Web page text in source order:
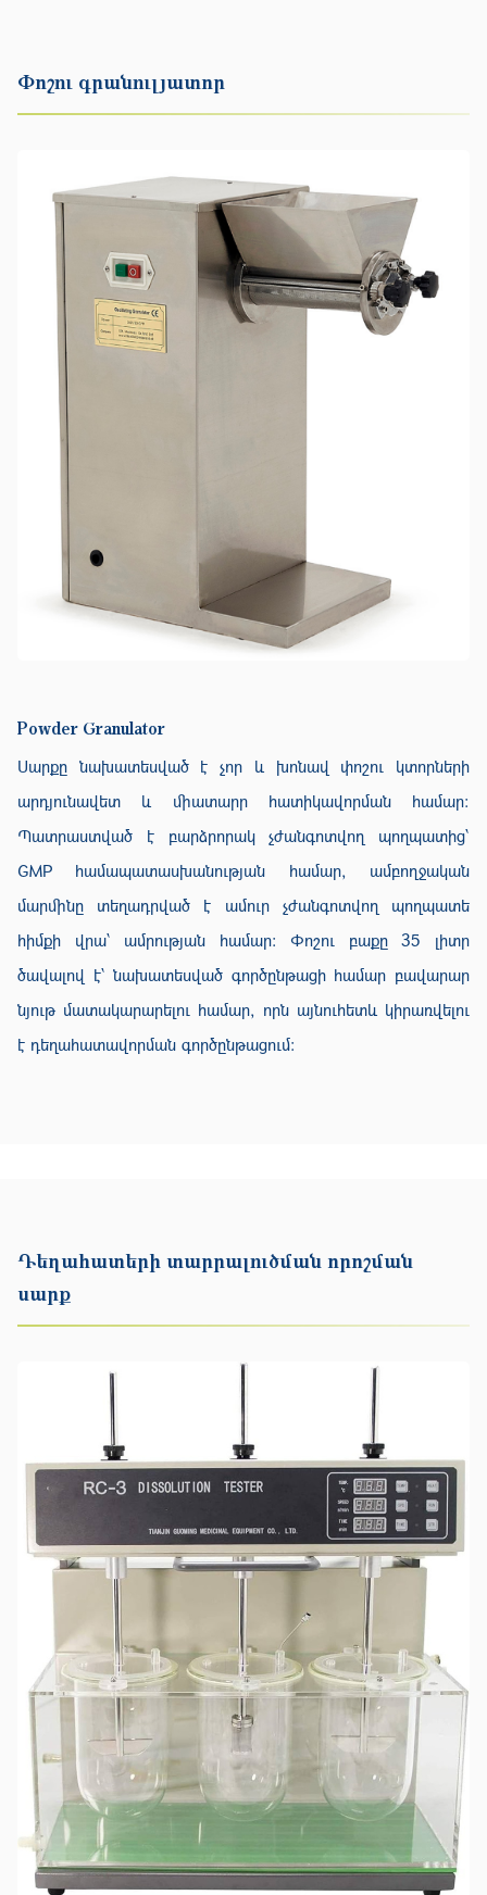
Փոշու գրանուլյատոր
Powder Granulator
Սարքը նախատեսված է չոր և խոնավ փոշու կտորների
արդյունավետ և միատարր հատիկավորման համար։
Պատրաստված է բարձրորակ չժանգոտվող պողպատից՝
GMP համապատասխանության համար, ամբողջական
մարմինը տեղադրված է ամուր չժանգոտվող պողպատե
հիմքի վրա՝ ամրության համար։ Փոշու բաքը 35 լիտր
ծավալով է՝ նախատեսված գործընթացի համար բավարար
նյութ մատակարարելու համար, որն այնուհետև կիրառվելու
է դեղահատավորման գործընթացում։
Դեղահատերի տարրալուծման որոշման
սարք